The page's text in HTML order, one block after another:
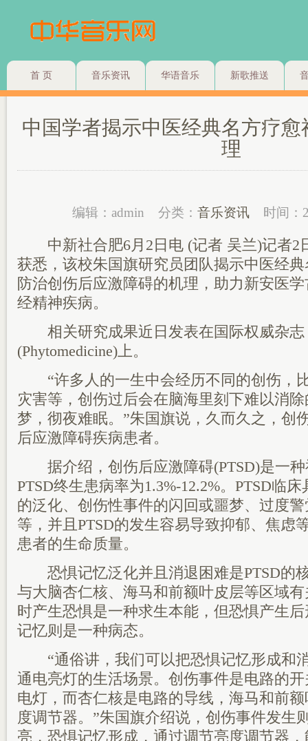
首 页 音乐资讯 华语音乐 新歌推送
中国学者揭示中医经典名方疗
理
编辑：admin 分类： 音乐资讯 时间：
中新社合肥6月2日电 (记者 吴兰)记者2
获悉，该校朱国旗研究员团队揭示中医经
防治创伤后应激障碍的机理，助力新安医
经精神疾病。
相关研究成果近日发表在国际权威杂志
(Phytomedicine)上。
“许多人的一生中会经历不同的创伤，
灾害等，创伤过后会在脑海里刻下难以消
梦，彻夜难眠。”朱国旗说，久而久之，创
后应激障碍疾病患者。
据介绍，创伤后应激障碍(PTSD)是一种
PTSD终生患病率为1.3%-12.2%。PTSD临
的泛化、创伤性事件的闪回或噩梦、过度
等，并且PTSD的发生容易导致抑郁、焦虑
患者的生命质量。
恐惧记忆泛化并且消退困难是PTSD的
与大脑杏仁核、海马和前额叶皮层等区域
时产生恐惧是一种求生本能，但恐惧产生
记忆则是一种病态。
“通俗讲，我们可以把恐惧记忆形成和
通电亮灯的生活场景。创伤事件是电路的
电灯，而杏仁核是电路的导线，海马和前
度调节器。”朱国旗介绍说，创伤事件发生
亮，恐惧记忆形成，通过调节亮度调节器